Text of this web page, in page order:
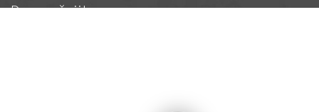
Doporučuji!